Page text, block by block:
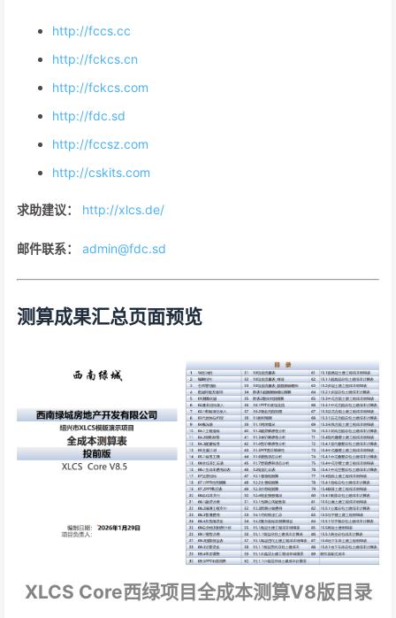
http://fccs.cc
http://fckcs.cn
http://fckcs.com
http://fdc.sd
http://fccsz.com
http://cskits.com
求助建议： http://xlcs.de/
邮件联系： admin@fdc.sd
测算成果汇总页面预览
XLCS Core西绿项目全成本测算V8版目录